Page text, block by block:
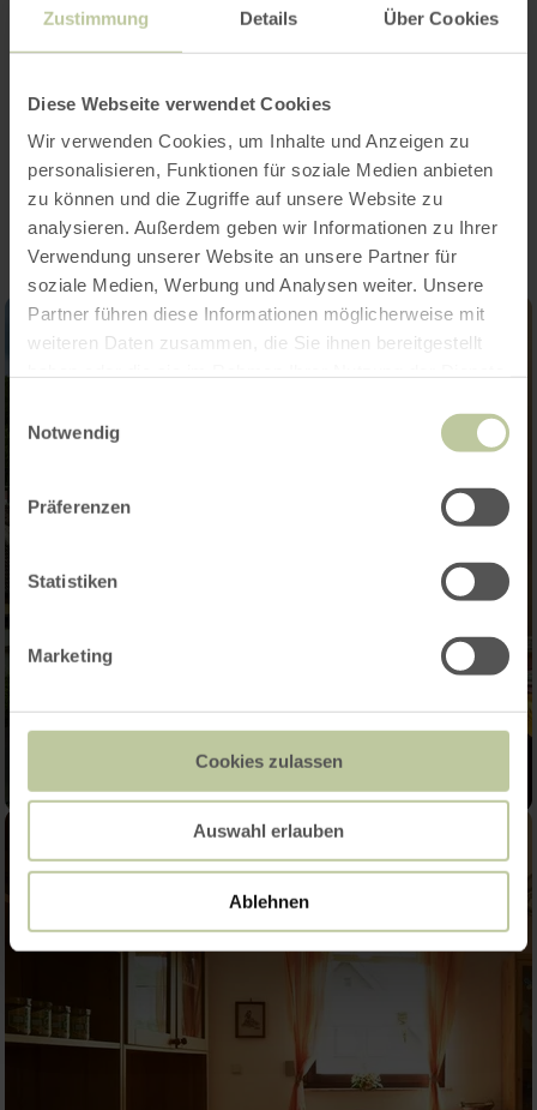
Zustimmung Details Über Cookies
Diese Webseite verwendet Cookies
Wir verwenden Cookies, um Inhalte und Anzeigen zu
personalisieren, Funktionen für soziale Medien anbieten
zu können und die Zugriffe auf unsere Website zu
analysieren. Außerdem geben wir Informationen zu Ihrer
Verwendung unserer Website an unsere Partner für
soziale Medien, Werbung und Analysen weiter. Unsere
Partner führen diese Informationen möglicherweise mit
weiteren Daten zusammen, die Sie ihnen bereitgestellt
Notwendig
Präferenzen
Statistiken
Marketing
Cookies zulassen
Auswahl erlauben
Ablehnen
Impressions